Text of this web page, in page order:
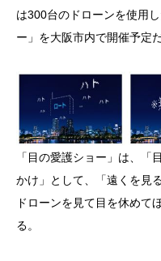
は300台のドローンを使用
ー」を大阪市内で開催予定だ
「目の愛護ショー」は、「
かけ」として、「遠くを見
ドローンを見て目を休めて
る。